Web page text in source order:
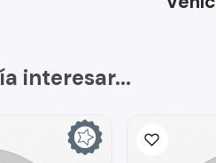
interesar...